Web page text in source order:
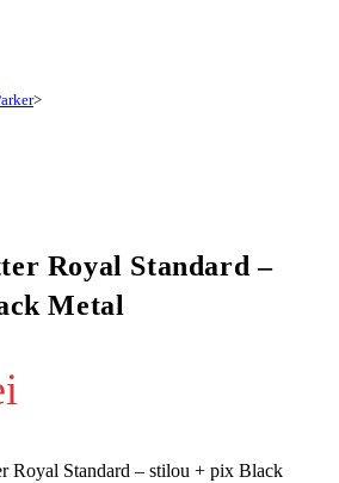
>
Royal Standard –
Metal
Royal Standard – stilou + pix Black